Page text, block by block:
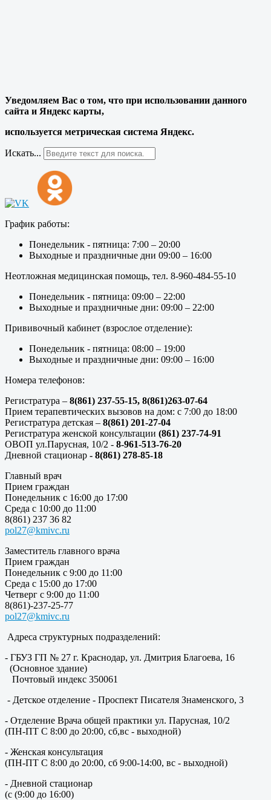
Уведомляем Вас о том, что при использовании данного
сайта и Яндекс карты,
используется метрическая система Яндекс.
Искать...
График работы:
Понедельник - пятница: 7:00 – 20:00
Выходные и праздничные дни 09:00 – 16:00
Неотложная медицинская помощь, тел. 8-960-484-55-10
Понедельник - пятница: 09:00 – 22:00
Выходные и праздничные дни: 09:00 – 22:00
Прививочный кабинет (взрослое отделение):
Понедельник - пятница: 08:00 – 19:00
Выходные и праздничные дни: 09:00 – 16:00
Номера телефонов:
Регистратура – 8(861) 237-55-15, 8(861)263-07-64
Прием терапевтических вызовов на дом: с 7:00 до 18:00
Регистратура детская – 8(861) 201-27-04
Регистратура женской консультации (861) 237-74-91
ОВОП ул.Парусная, 10/2 - 8-961-513-76-20
Дневной стационар - 8(861) 278-85-18
Главный врач
Прием граждан
Понедельник с 16:00 до 17:00
Среда с 10:00 до 11:00
8(861) 237 36 82
pol27@kmivc.ru
Заместитель главного врача
Прием граждан
Понедельник с 9:00 до 11:00
Среда с 15:00 до 17:00
Четверг с 9:00 до 11:00
8(861)-237-25-77
pol27@kmivc.ru
Адреса структурных подразделений:
- ГБУЗ ГП № 27 г. Краснодар, ул. Дмитрия Благоева, 16
(Основное здание)
Почтовый индекс 350061
- Детское отделение - Проспект Писателя Знаменского, 3
- Отделение Врача общей практики ул. Парусная, 10/2
(ПН-ПТ С 8:00 до 20:00, сб,вс - выходной)
- Женская консультация
(ПН-ПТ С 8:00 до 20:00, сб 9:00-14:00, вс - выходной)
- Дневной стационар
(с (9:00 до 16:00)